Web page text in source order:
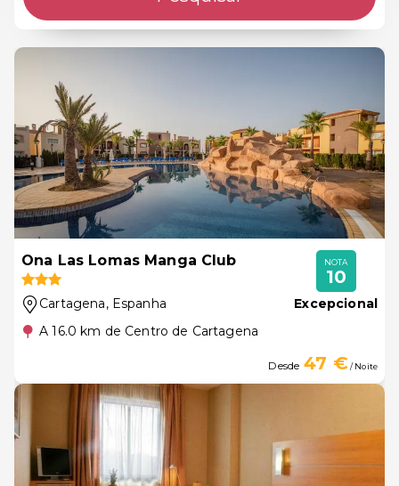
Ona Las Lomas Manga Club
Cartagena, Espanha
A 16.0 km de Centro de Cartagena
NOTA
10
Excepcional
Desde 47 €/ Noite